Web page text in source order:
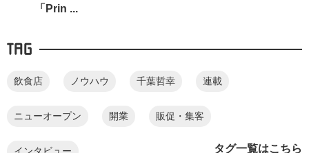
「Prin ...
TAG
飲食店 ノウハウ 千葉哲幸 連載
ニューオープン 開業 販促・集客
タグ一覧はこちら